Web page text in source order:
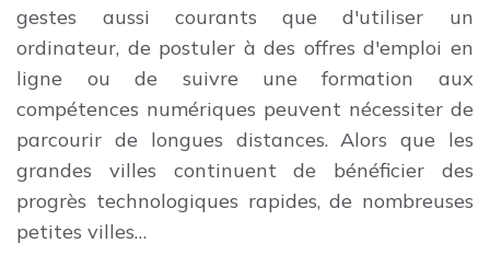
gestes aussi courants que d'utiliser un
ordinateur, de postuler à des offres d'emploi en
ligne ou de suivre une formation aux
compétences numériques peuvent nécessiter de
parcourir de longues distances. Alors que les
grandes villes continuent de bénéficier des
progrès technologiques rapides, de nombreuses
petites villes…